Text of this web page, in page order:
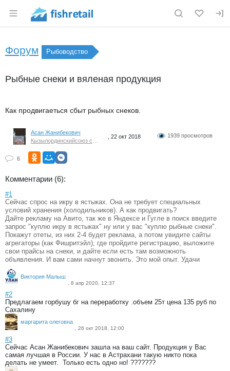
Раздел навигации по сайту fishretail.ru
Форум Рыбоводство
Рыбные снеки и вяленая продукция
Как продвигаеться сбыт рыбных снеков.
Асан Жанибекович
, 22 окт 2018 1939 просмотров
6
Комментарии (6):
#1
Сейчас спрос на икру в ястыках. Она не требует специальных
условий хранения (холодильников). А как продвигать?
Дайте рекламу на Авито, так же в Яндексе и Гугле в поиск введите
запрос "куплю икру в ястыках" ну или у вас "куплю рыбные снеки".
Покажут отеты, из них 2-4 будет реклама, а потом увидите сайты
агрегаторы (как Фишритэйл), где пройдите регистрацию, выложите
свои прайсы на снеки, и дайте если есть там возможноть
объявления. И вам сами начнут звонить. Это мой опыт. Удачи
Виктория Малыш
, 8 апр 2020, 12:37
#2
Предлагаем горбушу бг на переработку .объем 25т цена 135 руб по
Сахалину
маргарита олеговна
, 26 окт 2018, 12:00
#3
Сейчас Асан Жанибекович зашла на ваш сайт. Продукция у Вас
самая лучшая в России. У нас в Астрахани такую никто пока
делать не умеет. Только есть одно но! ???????